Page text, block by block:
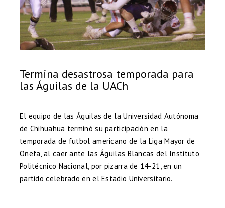
Termina desastrosa temporada para
las Águilas de la UACh
El equipo de las Águilas de la Universidad Autónoma
de Chihuahua terminó su participación en la
temporada de futbol americano de la Liga Mayor de
Onefa, al caer ante las Águilas Blancas del Instituto
Politécnico Nacional, por pizarra de 14-21, en un
partido celebrado en el Estadio Universitario.